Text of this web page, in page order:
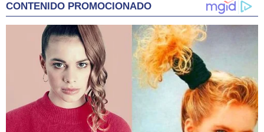
CONTENIDO PROMOCIONADO